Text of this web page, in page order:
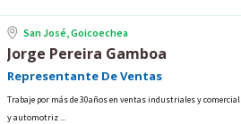
San José, Goicoechea
Jorge Pereira Gamboa
Representante De Ventas
Trabaje por más de 30años en ventas industriales y comercial
y automotriz ...